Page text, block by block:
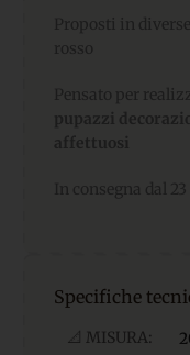
Specifiche
📐 MISURA: